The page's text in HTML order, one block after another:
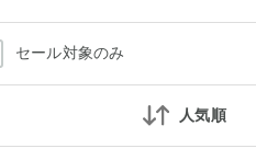
セール対象のみ
人気順